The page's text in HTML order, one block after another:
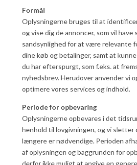
Formål
Oplysningerne bruges til at
og vise dig de annoncer, som vil have
sandsynlighed for at være relevante
dine køb og betalinger, samt at
du har efterspurgt, som f.eks. at
nyhedsbrev. Herudover anvender vi
optimere vores services og indhold.
Periode for opbevaring
Oplysningerne opbevares i det
henhold til lovgivningen, og vi sletter
længere er nødvendige. Perioden
af oplysningen og baggrunden for
derfor ikke muligt at angive en